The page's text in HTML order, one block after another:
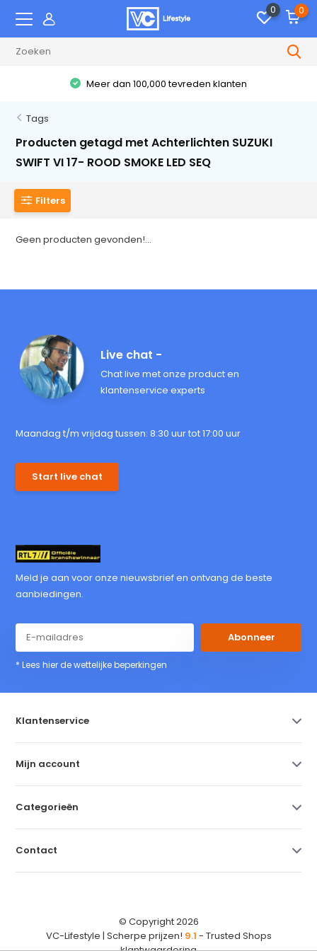
0 0
Meer dan 100,000 tevreden klanten
Tags
Producten getagd met Achterlichten SUZUKI
SWIFT VI 17- ROOD SMOKE LED SEQ
Filters
Geen producten gevonden!...
Live chat -
Chat live met onze product en
klantenservice experts
Maandag t/m vrijdag tussen: 8:30 uur tot 17:00 uur
Start live chat
Meld je aan voor onze nieuwsbrief en ontvang de beste
aanbiedingen.
Abonneer
* Lees hier de wettelijke beperkingen
Klantenservice
Mijn account
Categorieën
Contact
© Copyright 2026
VC-Lifestyle | Scherpe prijzen! 9.1 - Trusted Shops